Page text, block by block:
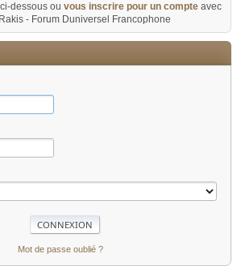
dessous ou vous inscrire pour un compte avec
- Forum Duniversel Francophone
Mot de passe oublié ?